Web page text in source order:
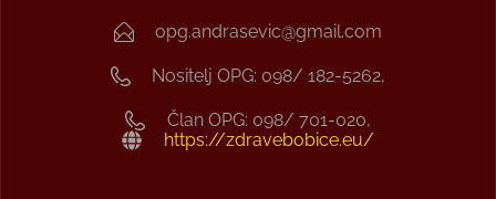
opg.andrasevic@gmail.com
Nositelj OPG: 098/ 182-5262,
Član OPG: 098/ 701-020,
https://zdravebobice.eu/